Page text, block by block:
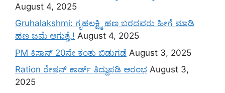
August 4, 2025
Gruhalakshmi: ಗೃಹಲಕ್ಷ್ಮಿ ಹಣ ಬರದವರು ಹೀಗೆ ಮಾಡಿ
ಹಣ ಜಮೆ‌ ಆಗುತ್ತೆ.! August 4, 2025
PM ಕಿಸಾನ್ 20ನೇ ಕಂತು ಬಿಡುಗಡೆ August 3, 2025
Ration ರೇಷನ್ ಕಾರ್ಡ್ ತಿದ್ದುಪಡಿ ಆರಂಭ August 3,
2025